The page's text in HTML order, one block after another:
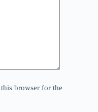
browser for the